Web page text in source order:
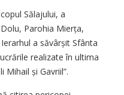
Sălajului, a
Parohia Mierța,
a săvârșit Sfânta
realizate în ultima
Mihail și Gavriil”.